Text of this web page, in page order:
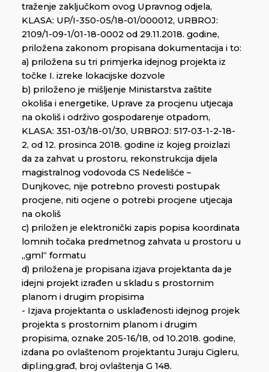
traženje zaključkom ovog Upravnog odjela,
KLASA: UP/I-350-05/18-01/000012, URBROJ:
2109/1-09-1/01-18-0002 od 29.11.2018. godine,
priložena zakonom propisana dokumentacija i to:
a) priložena su tri primjerka idejnog projekta iz
točke I. izreke lokacijske dozvole
b) priloženo je mišljenje Ministarstva zaštite
okoliša i energetike, Uprave za procjenu utjecaja
na okoliš i održivo gospodarenje otpadom,
KLASA: 351-03/18-01/30, URBROJ: 517-03-1-2-18-
2, od 12. prosinca 2018. godine iz kojeg proizlazi
da za zahvat u prostoru, rekonstrukcija dijela
magistralnog vodovoda CS Nedelišće –
Dunjkovec, nije potrebno provesti postupak
procjene, niti ocjene o potrebi procjene utjecaja
na okoliš
c) priložen je elektronički zapis popisa koordinata
lomnih točaka predmetnog zahvata u prostoru u
„gml“ formatu
d) priložena je propisana izjava projektanta da je
idejni projekt izrađen u skladu s prostornim
planom i drugim propisima
- Izjava projektanta o usklađenosti idejnog projek
projekta s prostornim planom i drugim
propisima, oznake 205-16/18, od 10.2018. godine,
izdana po ovlaštenom projektantu Juraju Cigleru,
dipl.ing.građ, broj ovlaštenja G 148.